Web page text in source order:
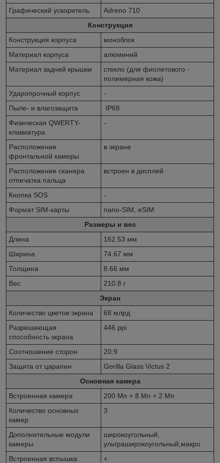
Графический ускоритель
Adreno 710
Конструкция
Конструкция корпуса
моноблок
Материал корпуса
алюминий
Материал задней крышки
стекло (для фиолетового -
полимерная кожа)
Ударопрочный корпус
-
Пыле- и влагозащита
IP68
Физическая QWERTY-
клавиатура
-
Расположение
фронтальной камеры
в экране
Расположение сканера
отпечатка пальца
встроен в дисплей
Кнопка SOS
-
Формат SIM-карты
nano-SIM, eSIM
Размеры и вес
Длина
162.53 мм
Ширина
74.67 мм
Толщина
8.66 мм
Вес
210.8 г
Экран
Количество цветов экрана
68 млрд
Разрешающая
способность экрана
446 ppi
Соотношение сторон
20:9
Защита от царапин
Gorilla Glass Victus 2
Основная камера
Встроенная камера
200 Мп + 8 Мп + 2 Мп
Количество основных
камер
3
Дополнительные модули
камеры
широкоугольный,
ультраширокоугольный,макро
Встроенная вспышка
+